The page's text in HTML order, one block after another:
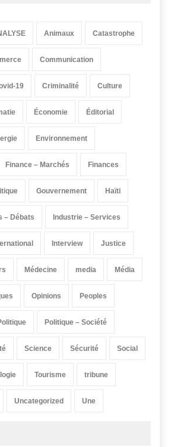
Animaux Catastrophe
Communication
19 Criminalité Culture
Économie Éditorial
Environnement
Finance – Marchés Finances
Gouvernement Haïti
– Débats Industrie – Services
Interview Justice
Médecine media Média
Opinions Peoples
Politique – Société
Science Sécurité Social
Tourisme tribune
Uncategorized Une